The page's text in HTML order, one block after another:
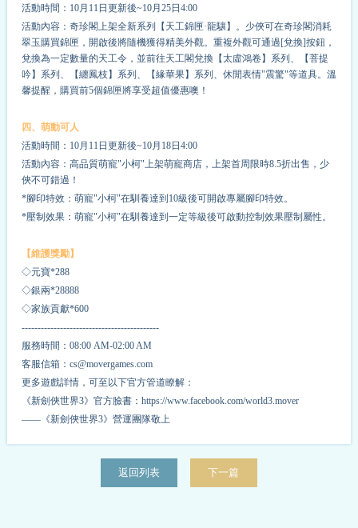
活動時間：10月11日更新後~10月25日4:00
活動內容：奇珍閣上架全新系列【天工錦匣·龍驤】。少俠可在奇珍閣消耗
翠玉購買錦匣，開啟後將隨機獲得精美外觀。重複外觀可通過[兌換]按鈕，
兌換為一定數量的天工令，並前往天工閣兌換【太虛鴻卷】系列、【菩提
吟】系列、【纏鳳枝】系列、【緣華果】系列、休閒表情"震驚"等道具。溫
馨提醒，購買前5個錦匣將享受超值優惠噢！
四、萌動可人
活動時間：10月11日更新後~10月18日4:00
活動內容：高品質萌寵"小柯"上架萌寵商店，上架首周限時8.5折出售，少
俠不可錯過！
*腳印特效：萌寵"小柯"在馴養達到10級後可開啟專屬腳印特效。
*壓制效果：萌寵"小柯"在馴養達到一定等級後可啟動控制效果壓制屬性。
【維護獎勵】
◇元寶*288
◇銀兩*28888
◇家族貢獻*600
-------------------------------------------
服務時間：08:00 AM-02:00 AM
客服信箱：cs@movergames.com
更多遊戲詳情，可至以下官方管道瞭解：
《新劍俠世界3》官方臉書：https://www.facebook.com/world3.mover
——《新劍俠世界3》營運團隊敬上
返回列表 下一篇